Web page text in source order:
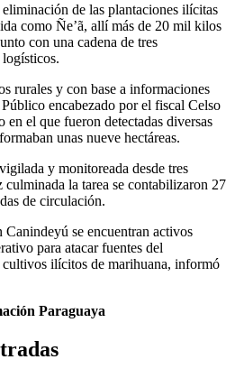
de las plantaciones ilícitas
como Ñe’ã, allí más de 20 mil kilos
con una cadena de tres
logísticos.
rurales y con base a informaciones
encabezado por el fiscal Celso
el que fueron detectadas diversas
unas nueve hectáreas.
y monitoreada desde tres
culminada la tarea se contabilizaron 27
de circulación.
se encuentran activos
para atacar fuentes del
ilícitos de marihuana, informó
Paraguaya